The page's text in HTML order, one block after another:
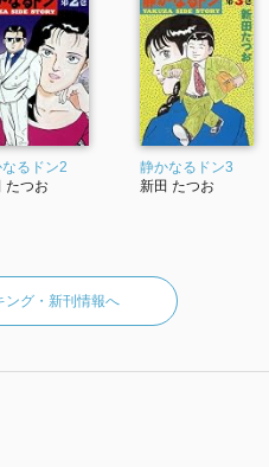
るドン2
たつお
静かなるドン3
新田 たつお
ング・新刊情報へ